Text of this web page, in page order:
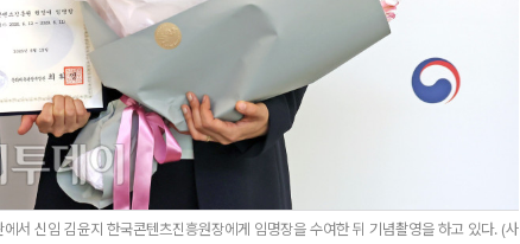
신임 김윤지 한국콘텐츠진흥원장에게 임명장을 수여한 뒤 기념촬영을 하고 있다. (사